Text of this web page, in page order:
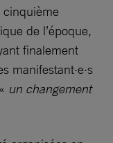
cinquième
de l’époque,
finalement
manifestant·e·s
un changement